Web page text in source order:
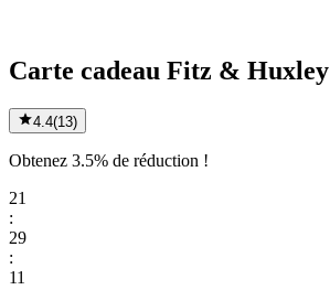
Carte cadeau Fitz & Huxley
4.4(13)
Obtenez 3.5% de réduction !
21
:
29
:
11